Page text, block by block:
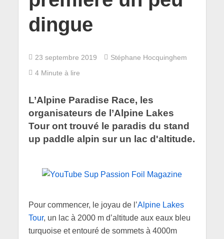
dingue
23 septembre 2019
Stéphane Hocquinghem
4 Minute à lire
L’Alpine Paradise Race, les
organisateurs de l’Alpine Lakes
Tour ont trouvé le paradis du stand
up paddle alpin sur un lac d'altitude.
Pour commencer, le joyau de l’Alpine Lakes
Tour, un lac à 2000 m d’altitude aux eaux bleu
turquoise et entouré de sommets à 4000m